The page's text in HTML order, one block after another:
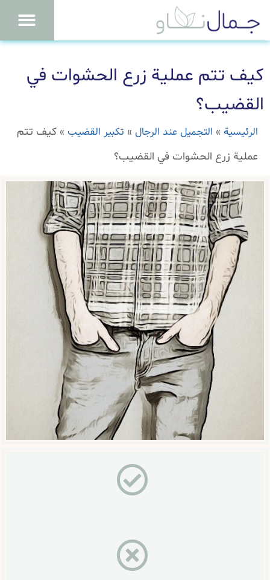
كيف تتم عملية زرع الحشوات في
القضيب؟
الرئيسية » التجميل عند الرجال » تكبير القضيب » كيف تتم
عملية زرع الحشوات في القضيب؟